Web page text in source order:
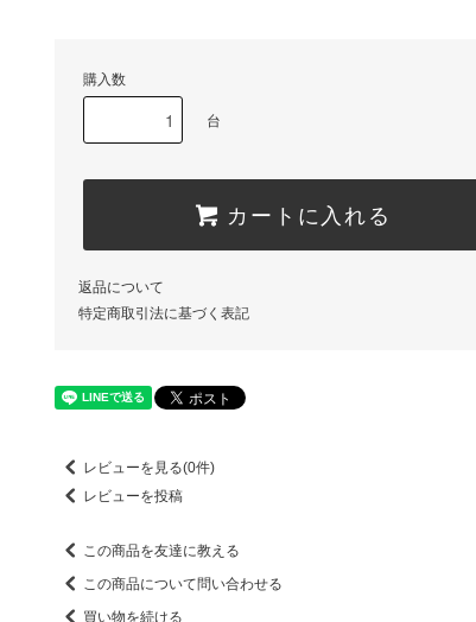
購入数
台
カートに入れる
返品について
特定商取引法に基づく表記
レビューを見る(0件)
レビューを投稿
この商品を友達に教える
この商品について問い合わせる
買い物を続ける